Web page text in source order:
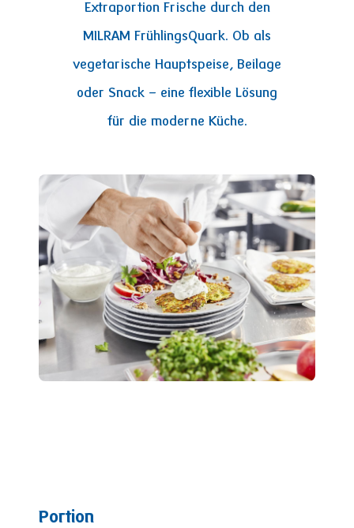
Extraportion Frische durch den
MILRAM FrühlingsQuark. Ob als
vegetarische Hauptspeise, Beilage
oder Snack – eine flexible Lösung
für die moderne Küche.
Image
Portion